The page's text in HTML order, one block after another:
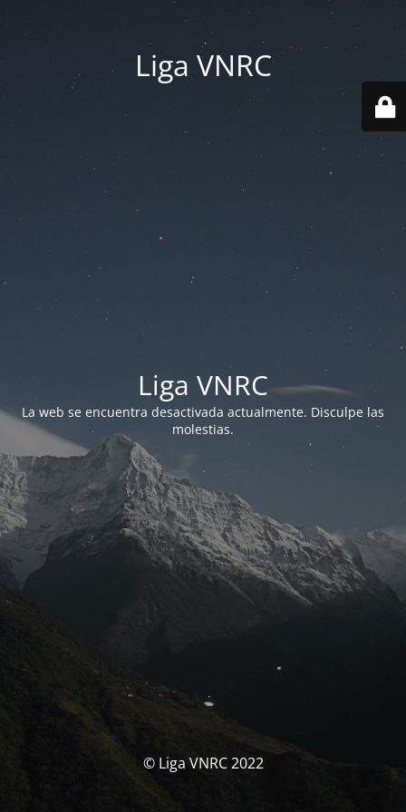
Liga VNRC
Liga VNRC
La web se encuentra desactivada actualmente. Disculpe las
molestias.
© Liga VNRC 2022